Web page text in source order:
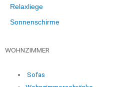
Relaxliege
Sonnenschirme
WOHNZIMMER
Sofas